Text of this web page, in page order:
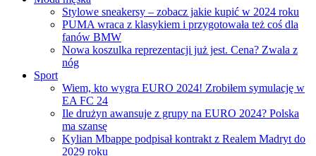
Stylowe sneakersy – zobacz jakie kupić w 2024 roku
PUMA wraca z klasykiem i przygotowała też coś dla
fanów BMW
Nowa koszulka reprezentacji już jest. Cena? Zwala z
nóg
Sport
Wiem, kto wygra EURO 2024! Zrobiłem symulację w
EA FC 24
Ile drużyn awansuje z grupy na EURO 2024? Polska
ma szansę
Kylian Mbappe podpisał kontrakt z Realem Madryt do
2029 roku